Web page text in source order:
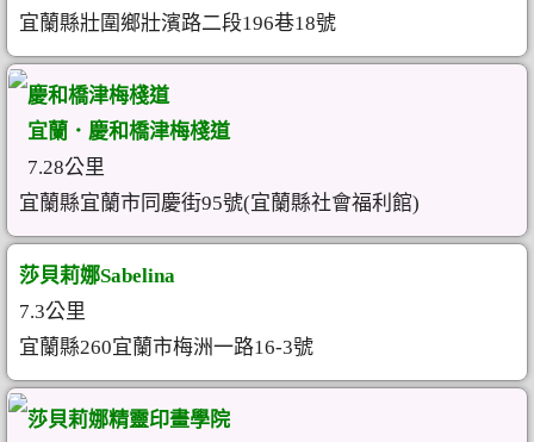
宜蘭縣壯圍鄉壯濱路二段196巷18號
慶和橋津梅棧道
宜蘭．慶和橋津梅棧道
7.28公里
宜蘭縣宜蘭市同慶街95號(宜蘭縣社會福利館)
莎貝莉娜Sabelina
7.3公里
宜蘭縣260宜蘭市梅洲一路16-3號
莎貝莉娜精靈印畫學院